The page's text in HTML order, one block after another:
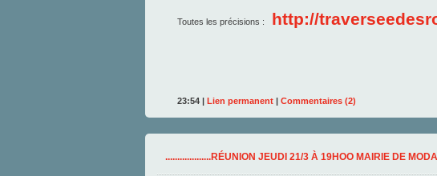
Toutes les précisions : http://
23:54 | Lien permanent | Commentaires (2)
...................RÉUNION JEUDI 21/3 À 19HOO MAIRIE DE